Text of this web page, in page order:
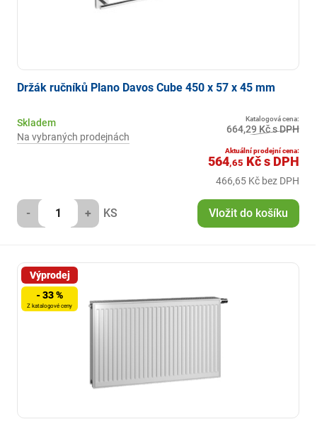
Držák ručníků Plano Davos Cube 450 x 57 x 45 mm
Skladem
Na vybraných prodejnách
Katalogová cena:
664,29 Kč s DPH
Aktuální prodejní cena:
564,65 Kčs DPH
466,65 Kč bez DPH
- + KS Vložit do košíku
Výprodej
- 33 %
Z katalogové ceny